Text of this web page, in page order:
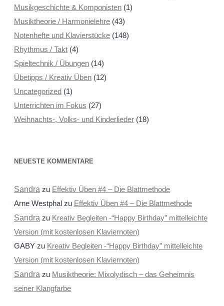
Musikgeschichte & Komponisten(1)
Musiktheorie / Harmonielehre(43)
Notenhefte und Klavierstücke(148)
Rhythmus / Takt(4)
Spieltechnik / Übungen(14)
Übetipps / Kreativ Üben(12)
Uncategorized(1)
Unterrichten im Fokus (27)
Weihnachts-, Volks- und Kinderlieder(18)
NEUESTE KOMMENTARE
Sandra zu Effektiv Üben #4 – Die Blattmethode
Arne Westphalzu Effektiv Üben #4 – Die Blattmethode
Sandra zu Kreativ Begleiten -“Happy Birthday” mittelleichte
Version (mit kostenlosen Klaviernoten)
GABYzu Kreativ Begleiten -“Happy Birthday” mittelleichte
Version (mit kostenlosen Klaviernoten)
Sandra zu Musiktheorie: Mixolydisch – das Geheimnis
seiner Klangfarbe